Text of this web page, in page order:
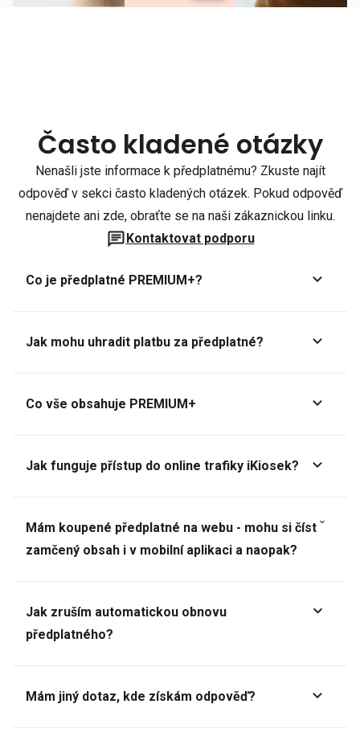
Často kladené otázky
Nenašli jste informace k předplatnému? Zkuste najít
odpověď v sekci často kladených otázek. Pokud odpověď
nenajdete ani zde, obraťte se na naši zákaznickou linku.
Kontaktovat podporu
Co je předplatné PREMIUM+?
Jak mohu uhradit platbu za předplatné?
Co vše obsahuje PREMIUM+
Jak funguje přístup do online trafiky iKiosek?
Mám koupené předplatné na webu - mohu si číst
zamčený obsah i v mobilní aplikaci a naopak?
Jak zruším automatickou obnovu
předplatného?
Mám jiný dotaz, kde získám odpověď?